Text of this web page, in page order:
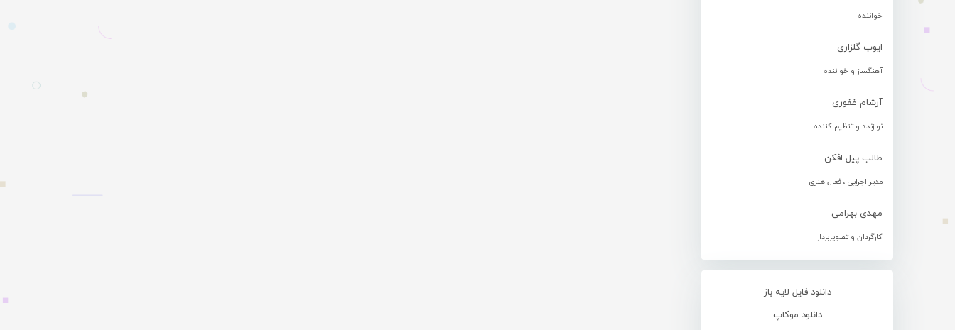
خواننده
ایوب گلزاری
آهنگساز و خواننده
آرشام غفوری
نوازنده و تنظیم کننده
طالب پیل افکن
مدیر اجرایی ، فعال هنری
مهدی بهرامی
کارگردان و تصویربردار
دانلود فایل لایه باز
دانلود موکاپ